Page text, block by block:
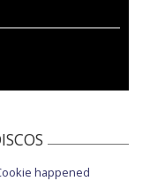
happened